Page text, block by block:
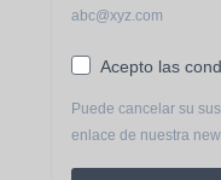
abc@xyz.com
Acepto las
Puede cancelar su
enlace de nuestra